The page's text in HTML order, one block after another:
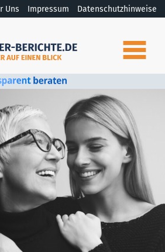
Uns Impressum Datenschutzhinweise